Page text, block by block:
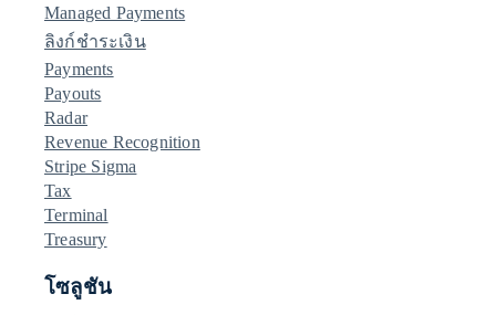
Managed Payments
ลิงก์ชำระเงิน
Payments
Payouts
Radar
Revenue Recognition
Stripe Sigma
Tax
Terminal
Treasury
โซลูชัน